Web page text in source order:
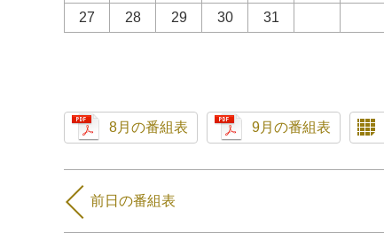
27
28 29 30 31
8月の番組表 9月の番組表
前日の番組表